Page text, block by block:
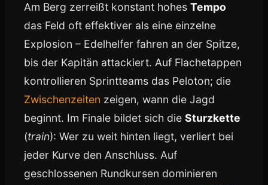
Am Berg zerreißt konstant hohes Tempo
das Feld oft effektiver als eine einzelne
Explosion – Edelhelfer fahren an der Spitze,
bis der Kapitän attackiert. Auf Flachetappen
kontrollieren Sprintteams das Peloton; die
Zwischenzeiten zeigen, wann die Jagd
beginnt. Im Finale bildet sich die Sturzkette
(train): Wer zu weit hinten liegt, verliert bei
jeder Kurve den Anschluss. Auf
geschlossenen Rundkursen dominieren